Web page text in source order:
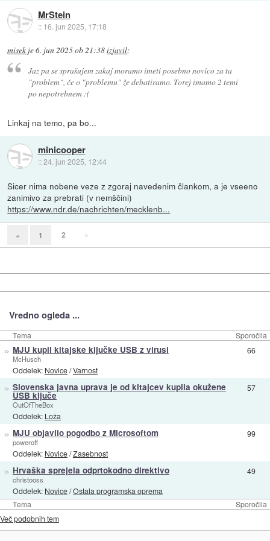
MrStein
:: 16. jun 2025, 17:18
misek je6. jun 2025 ob 21:38izjavil:
Jaz pa se sprašujem zakaj moramo imeti posebno novico za ta
"problem", če o "problemu" že debatiramo. Torej imamo 2 temi
po nepotrebnem :(
Linkaj na temo, pa bo...
minicooper
::24. jun 2025, 12:44
Sicer nima nobene veze z zgoraj navedenim člankom, a je vseeno
zanimivo za prebrati (v nemščini)
https://www.ndr.de/nachrichten/mecklenb...
« 1 2 »
Vredno ogleda ...
Tema Sporočila
Tema Sporočila
» MJU kupil kitajske ključke USB z virusi
McHusch
Oddelek: Novice/Varnost
66
» Slovenska javna uprava je od kitajcev kupila okužene
USB ključe
OutOfTheBox
Oddelek: Loža
57
» MJU objavilo pogodbo z Microsoftom
poweroff
Oddelek: Novice/Zasebnost
99
» Hrvaška sprejela odprtokodno direktivo
christooss
Oddelek: Novice/Ostala programska oprema
49
Več podobnih tem